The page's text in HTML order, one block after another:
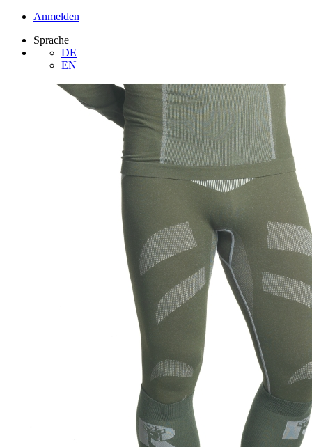
Anmelden
Sprache
DE
EN